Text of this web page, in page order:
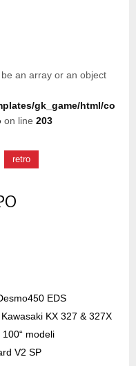
an array or an object
gk_game/html/co
on line 203
retro
EDS
KX 327 & 327X
modeli
V2 SP